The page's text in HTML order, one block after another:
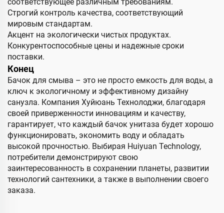
Строгий контроль качества, соответствующий
мировым стандартам.
Акцент на экологически чистых продуктах.
Конкурентоспособные цены и надежные сроки
поставки.
Конец
Бачок для смыва – это не просто емкость для воды, а
ключ к экологичному и эффективному дизайну
санузла. Компания Хуйюань Технолоджи, благодаря
своей приверженности инновациям и качеству,
гарантирует, что каждый бачок унитаза будет хорошо
функционировать, экономить воду и обладать
высокой прочностью. Выбирая Huiyuan Technology,
потребители демонстрируют свою
заинтересованность в сохранении планеты, развитии
технологий сантехники, а также в выполнении своего
заказа.